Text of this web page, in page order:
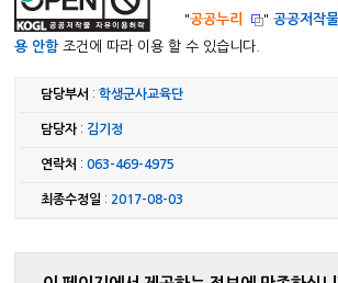
"공공누리 "공공저작
용 안함조건에 따라 이용 할 수 있습니다.
담당부서 :학생군사교육단
담당자: 김기정
연락처 :063-469-4975
최종수정일 : 2017-08-03